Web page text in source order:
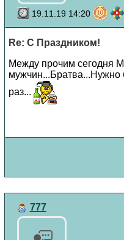
19.11.19 14:20
Re: С Праздником!
Между прочим сегодня
мужчин...Братва...Нужно
раз...
777